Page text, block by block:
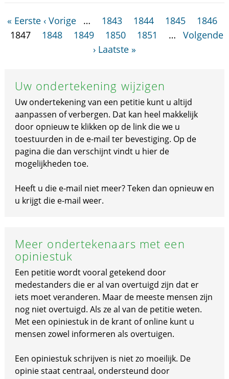
« Eerste ‹ Vorige … 1843 1844 1845
1846
1847
1848 1849 1850 1851 …
Volgende
› Laatste »
Uw ondertekening wijzigen
Uw ondertekening van een petitie kunt u altijd
aanpassen of verbergen. Dat kan heel makkelijk
door opnieuw te klikken op de link die we u
toestuurden in de e-mail ter bevestiging. Op de
pagina die dan verschijnt vindt u hier de
mogelijkheden toe.
Heeft u die e-mail niet meer? Teken dan opnieuw en
u krijgt die e-mail weer.
Meer ondertekenaars met een
opiniestuk
Een petitie wordt vooral getekend door
medestanders die er al van overtuigd zijn dat er
iets moet veranderen. Maar de meeste mensen zijn
nog niet overtuigd. Als ze al van de petitie weten.
Met een opiniestuk in de krant of online kunt u
mensen zowel informeren als overtuigen.
Een opiniestuk schrijven is niet zo moeilijk. De
opinie staat centraal, ondersteund door